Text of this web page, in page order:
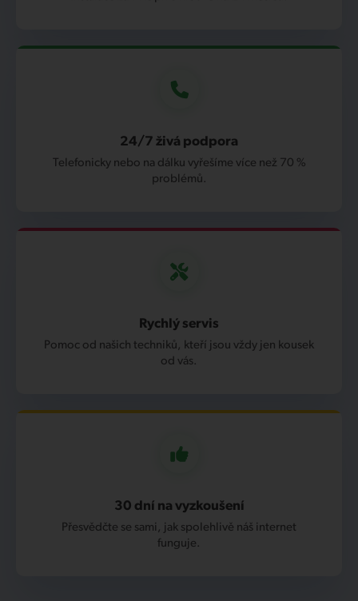
24/7 živá podpora
Telefonicky nebo na dálku vyřešíme více než 70 %
problémů.
Rychlý servis
Pomoc od našich techniků, kteří jsou vždy jen kousek
od vás.
30 dní na vyzkoušení
Přesvědčte se sami, jak spolehlivě náš internet
funguje.